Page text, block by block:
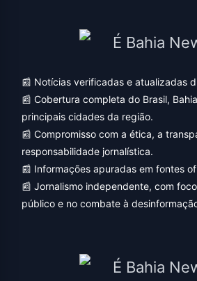
📰 Notícias verificadas e atualizadas
📰 Cobertura completa do Brasil,
principais cidades da região.
📰 Compromisso com a ética, a
responsabilidade jornalística.
📰 Informações apuradas em fontes
📰 Jornalismo independente, com
público e no combate à